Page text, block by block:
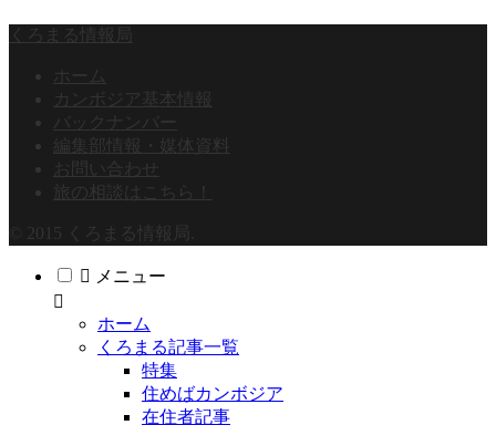
くろまる情報局
ホーム
カンボジア基本情報
バックナンバー
編集部情報・媒体資料
お問い合わせ
旅の相談はこちら！
© 2015 くろまる情報局.
メニュー
ホーム
くろまる記事一覧
特集
住めばカンボジア
在住者記事